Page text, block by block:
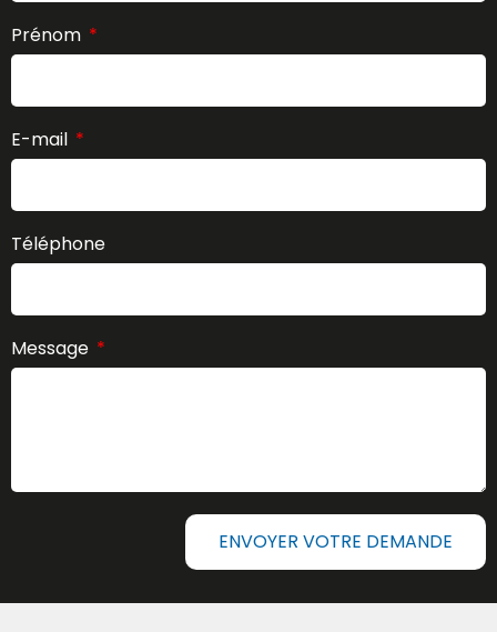
Prénom
E-mail
Téléphone
Message
ENVOYER VOTRE DEMANDE